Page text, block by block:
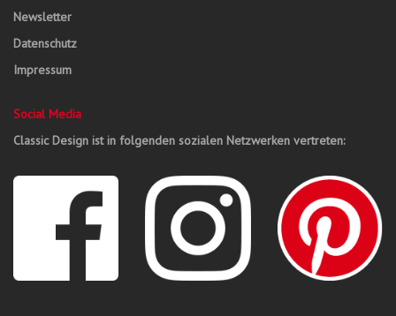
Newsletter
Datenschutz
Impressum
Social Media
Classic Design ist in folgenden sozialen Netzwerken vertreten: